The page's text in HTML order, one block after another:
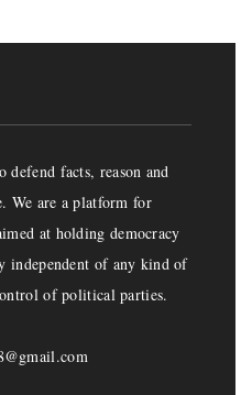
defend facts, reason and
We are a platform for
at holding democracy
independent of any kind of
of political parties.